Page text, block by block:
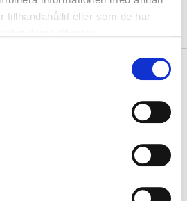
tillhandahållit eller som de har
within 2 hours! For more information